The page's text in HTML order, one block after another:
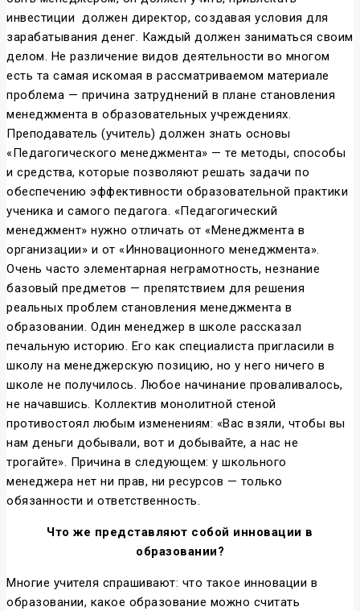
инвестиции должен директор, создавая условия для
зарабатывания денег. Каждый должен заниматься своим
делом. Не различение видов деятельности во многом
есть та самая искомая в рассматриваемом материале
проблема — причина затруднений в плане становления
менеджмента в образовательных учреждениях.
Преподаватель (учитель) должен знать основы
«Педагогического менеджмента» — те методы, способы
и средства, которые позволяют решать задачи по
обеспечению эффективности образовательной практики
ученика и самого педагога. «Педагогический
менеджмент» нужно отличать от «Менеджмента в
организации» и от «Инновационного менеджмента».
Очень часто элементарная неграмотность, незнание
базовый предметов — препятствием для решения
реальных проблем становления менеджмента в
образовании. Один менеджер в школе рассказал
печальную историю. Его как специалиста пригласили в
школу на менеджерскую позицию, но у него ничего в
школе не получилось. Любое начинание проваливалось,
не начавшись. Коллектив монолитной стеной
противостоял любым изменениям: «Вас взяли, чтобы вы
нам деньги добывали, вот и добывайте, а нас не
трогайте». Причина в следующем: у школьного
менеджера нет ни прав, ни ресурсов — только
обязанности и ответственность.
Что же представляют собой инновации в
образовании?
Многие учителя спрашивают: что такое инновации в
образовании, какое образование можно считать